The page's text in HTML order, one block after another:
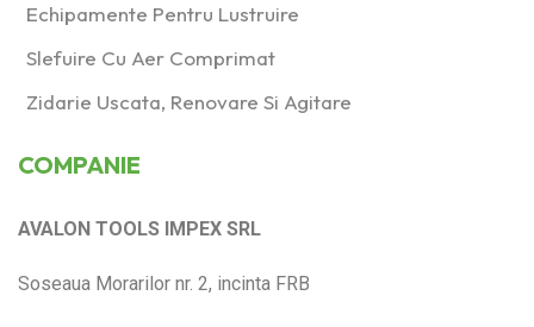
Echipamente Pentru Lustruire
Slefuire Cu Aer Comprimat
Zidarie Uscata, Renovare Si Agitare
COMPANIE
AVALON TOOLS IMPEX SRL
Soseaua Morarilor nr. 2, incinta FRB